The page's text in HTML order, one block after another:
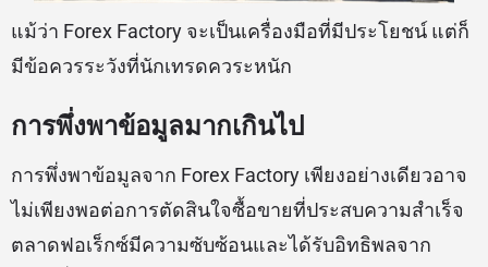
แม้ว่า Forex Factory จะเป็นเครื่องมือที่มีประโยชน์ แต่ก็
มีข้อควรระวังที่นักเทรดควระหนัก
การพึ่งพาข้อมูลมากเกินไป
การพึ่งพาข้อมูลจาก Forex Factory เพียงอย่างเดียวอาจ
ไม่เพียงพอต่อการตัดสินใจซื้อขายที่ประสบความสำเร็จ
ตลาดฟอเร็กซ์มีความซับซ้อนและได้รับอิทธิพลจาก